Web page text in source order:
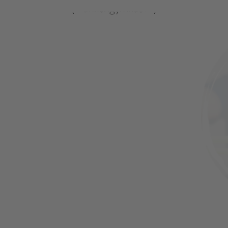
(Krankengymnastik)